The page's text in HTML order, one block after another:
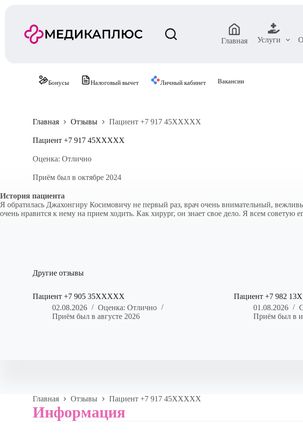
Главная Услуги
Бонусы Налоговый вычет Личный кабинет Вакансии
Главная Отзывы Пациент +7 917 45XXXXX
Пациент +7 917 45XXXXX
Оценка: Отлично
Приём был в октябре 2024
История пациента
Я обратилась Джахонгиру Косимовичу не первый раз, врач очень внимательный,
очень нравится к нему на прием ходить. Как хирург, он знает свое дело. Я всем советую
Другие отзывы
Пациент +7 905 35XXXXX
02.08.2026
Оценка: Отлично
Приём был в августе 2026
Пациент +7 982
01.08.2026
Приём был в
Главная Отзывы Пациент +7 917 45XXXXX
Информация